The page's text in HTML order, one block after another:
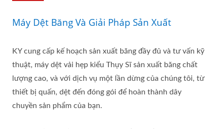
Máy Dệt Băng Và Giải Pháp Sản Xuất
KY cung cấp kế hoạch sản xuất băng đầy đủ và tư vấn kỹ
thuật, máy dệt vải hẹp kiểu Thụy Sĩ sản xuất băng chất
lượng cao, và với dịch vụ một lần dừng của chúng tôi, từ
thiết bị quấn, dệt đến đóng gói để hoàn thành dây
chuyền sản phẩm của bạn.